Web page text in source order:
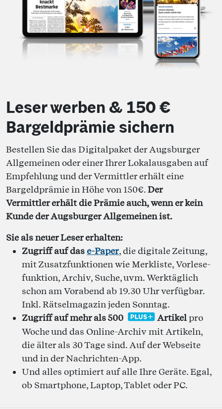
Leser werben & 150 €
Bargeldprämie sichern
Bestellen Sie das Digitalpaket der Augsburger
Allgemeinen oder einer Ihrer Lokalausgaben auf
Empfehlung und der Vermittler erhält eine
Bargeldprämie in Höhe von 150€.Der
Vermittler erhält die Prämie auch, wenn er kein
Kunde der Augsburger Allgemeinen ist.
Sie als neuer Leser erhalten:
Zugriff auf dase-Paper, die digitale Zeitung,
mit Zusatzfunktionen wie Merkliste, Vorlese­
funktion, Archiv, Suche, uvm. Werktäglich
schon am Vorabend ab 19.30 Uhr verfügbar.
Inkl. Rätselmagazin jeden Sonntag.
Zugriff auf mehr als 500
Artikelpro
Woche und das Online-Archiv mit Artikeln,
die älter als 30 Tage sind. Auf der Webseite
und in der Nachrichten-App.
Und alles optimiert auf alle Ihre Geräte. Egal,
ob Smartphone, Laptop, Tablet oder PC.